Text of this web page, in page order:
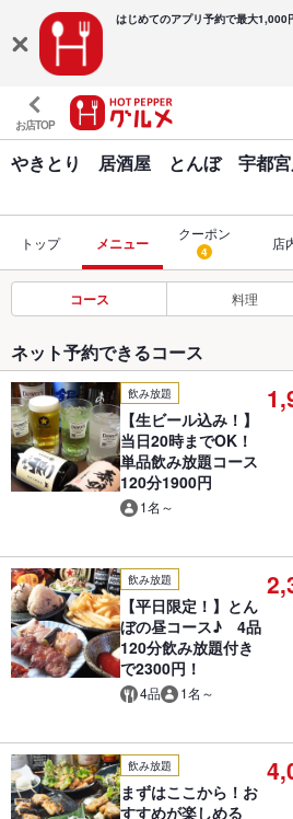
はじめてのアプリ予約で最大1,000
お店TOP
やきとり 居酒屋 とんぼ 宇都宮
トップ メニュー
クーポン
4 店
コース 料理
ネット予約できるコース
飲み放題
【生ビール込み！】
当日20時までOK！
単品飲み放題コース
120分1900円
1名～
飲み放題
【平日限定！】とん
ぼの昼コース♪ 4品
120分飲み放題付き
で2300円！
4品 1名～
飲み放題
まずはここから！お
すすめが楽しめる